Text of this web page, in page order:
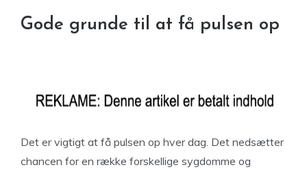
Gode grunde til at få pulsen op
Det er vigtigt at få pulsen op hver dag. Det nedsætter
chancen for en række forskellige sygdomme og